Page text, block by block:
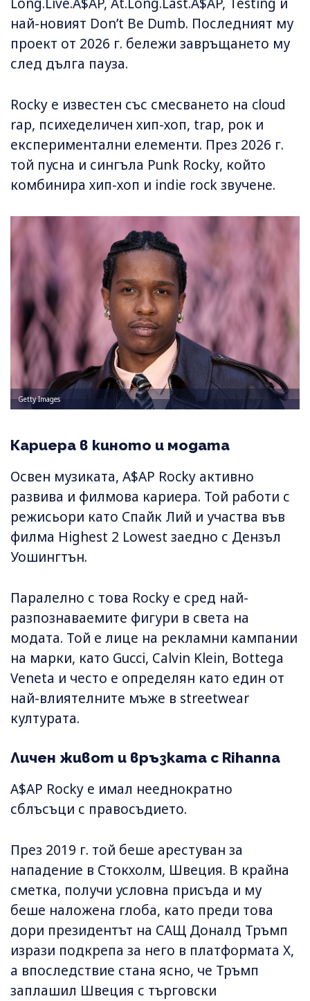
Long.Live.A$AP, At.Long.Last.A$AP, Testing и
най-новият Don’t Be Dumb. Последният му
проект от 2026 г. бележи завръщането му
след дълга пауза.
Rocky е известен със смесването на cloud
rap, психеделичен хип-хоп, trap, рок и
експериментални елементи. През 2026 г.
той пусна и сингъла Punk Rocky, който
комбинира хип-хоп и indie rock звучене.
Getty Images
Кариера в киното и модата
Освен музиката, A$AP Rocky активно
развива и филмова кариера. Той работи с
режисьори като Спайк Лий и участва във
филма Highest 2 Lowest заедно с Дензъл
Уошингтън.
Паралелно с това Rocky е сред най-
разпознаваемите фигури в света на
модата. Той е лице на рекламни кампании
на марки, като Gucci, Calvin Klein, Bottega
Veneta и често е определян като един от
най-влиятелните мъже в streetwear
културата.
Личен живот и връзката с Rihanna
A$AP Rocky е имал нееднократно
сблъсъци с правосъдието.
През 2019 г. той беше арестуван за
нападение в Стокхолм, Швеция. В крайна
сметка, получи условна присъда и му
беше наложена глоба, като преди това
дори президентът на САЩ Доналд Тръмп
изрази подкрепа за него в платформата X,
a впоследствие стана ясно, че Тръмп
заплашил Швеция с търговски